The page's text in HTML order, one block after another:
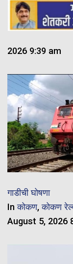
2026 9:39 am
गाडीची घोषणा
Inकोकण,कोकण
August 5, 2026